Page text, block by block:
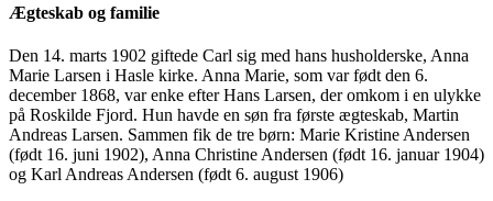
Ægteskab og familie
Den 14. marts 1902 giftede Carl sig med hans husholderske, Anna
Marie Larsen i Hasle kirke. Anna Marie, som var født den 6.
december 1868, var enke efter Hans Larsen, der omkom i en ulykke
på Roskilde Fjord. Hun havde en søn fra første ægteskab, Martin
Andreas Larsen. Sammen fik de tre børn: Marie Kristine Andersen
(født 16. juni 1902), Anna Christine Andersen (født 16. januar 1904)
og Karl Andreas Andersen (født 6. august 1906)